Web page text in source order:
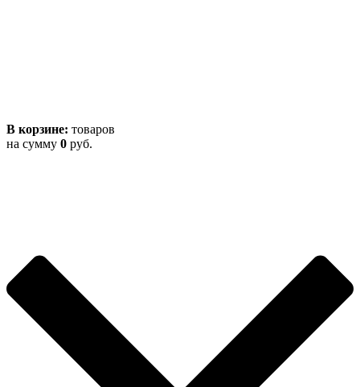
В корзине: товаров
на сумму 0 руб.